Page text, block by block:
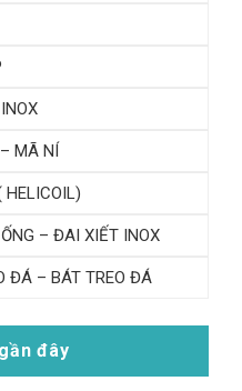
MÃ NÍ
HELICOIL)
– ĐAI XIẾT INOX
ĐÁ – BÁT TREO ĐÁ
đây
Bu
DIN 7999 – 1983 –